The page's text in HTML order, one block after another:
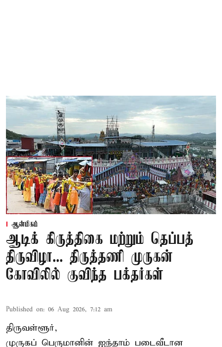
ஆன்மிகம்
ஆடிக் கிருத்திகை மற்றும் தெப்பத்
திருவிழா... திருத்தணி முருகன்
கோவிலில் குவிந்த பக்தர்கள்
Published on: 06 Aug 2026, 7:12 am
திருவள்ளூர்,
முருகப் பெருமானின் ஐந்தாம் படைவீடான